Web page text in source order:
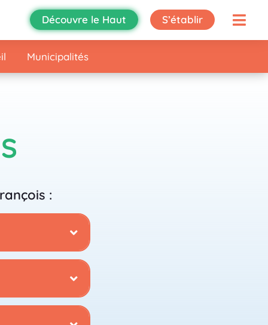
Découvre le Haut S’établir
Municipalités
: